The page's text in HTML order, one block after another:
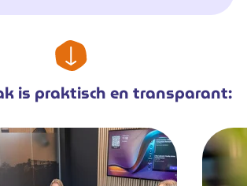
is praktisch en transparant: